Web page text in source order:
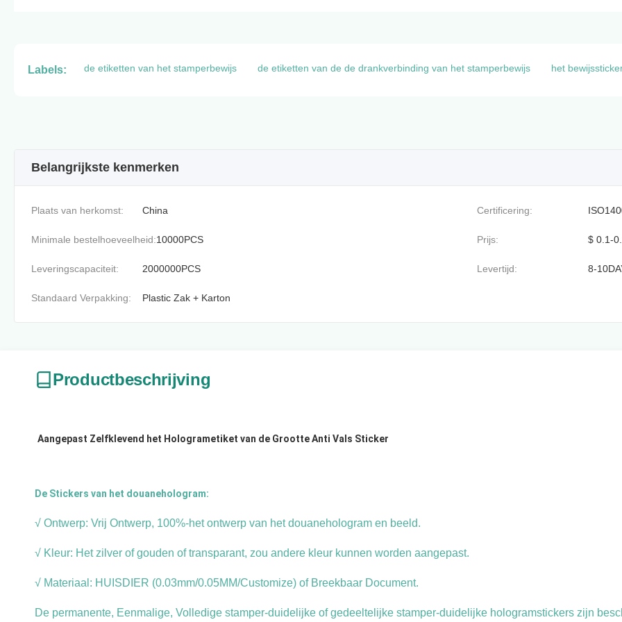
Labels: de etiketten van het stamperbewijs de etiketten van de de drankverbinding van het stamperbewijs het
Belangrijkste kenmerken
Plaats van herkomst: China Certificering:
Minimale bestelhoeveelheid:10000PCS Prijs: $ 0.1-
Leveringscapaciteit: 2000000PCS Levertijd: 8-
Standaard Verpakking: Plastic Zak + Karton
Productbeschrijving
Aangepast Zelfklevend het Hologrametiket van de Grootte Anti Vals Sticker
De Stickers van het douanehologram:
√ Ontwerp: Vrij Ontwerp, 100%-het ontwerp van het douanehologram en beeld.
√ Kleur: Het zilver of gouden of transparant, zou andere kleur kunnen worden aangepast.
√ Materiaal: HUISDIER (0.03mm/0.05MM/Customize) of Breekbaar Document.
De permanente, Eenmalige, Volledige stamper-duidelijke of gedeeltelijke stamper-duidelijke hologramstickers zijn